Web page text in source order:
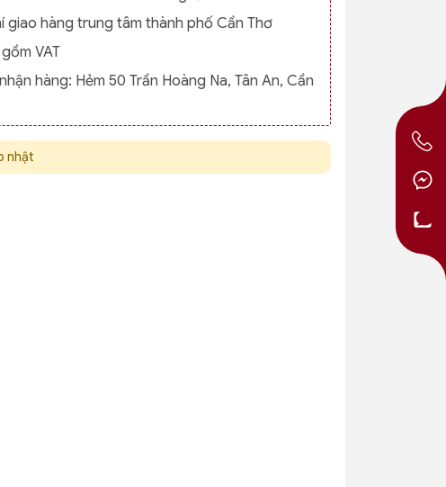
giao hàng trung tâm thành phố Cần Thơ
VAT
hàng: Hẻm 50 Trần Hoàng Na, Tân An, Cần
nhật